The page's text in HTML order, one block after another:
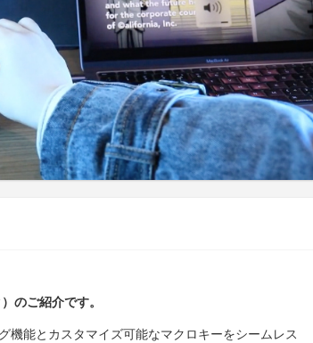
のご紹介です。
機能とカスタマイズ可能なマクロキーをシームレス